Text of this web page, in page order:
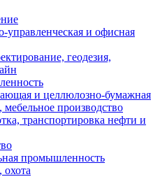
управленческая и офисная
геодезия,
и целлюлозно-бумажная
производство
транспортировка нефти и
промышленность
охота